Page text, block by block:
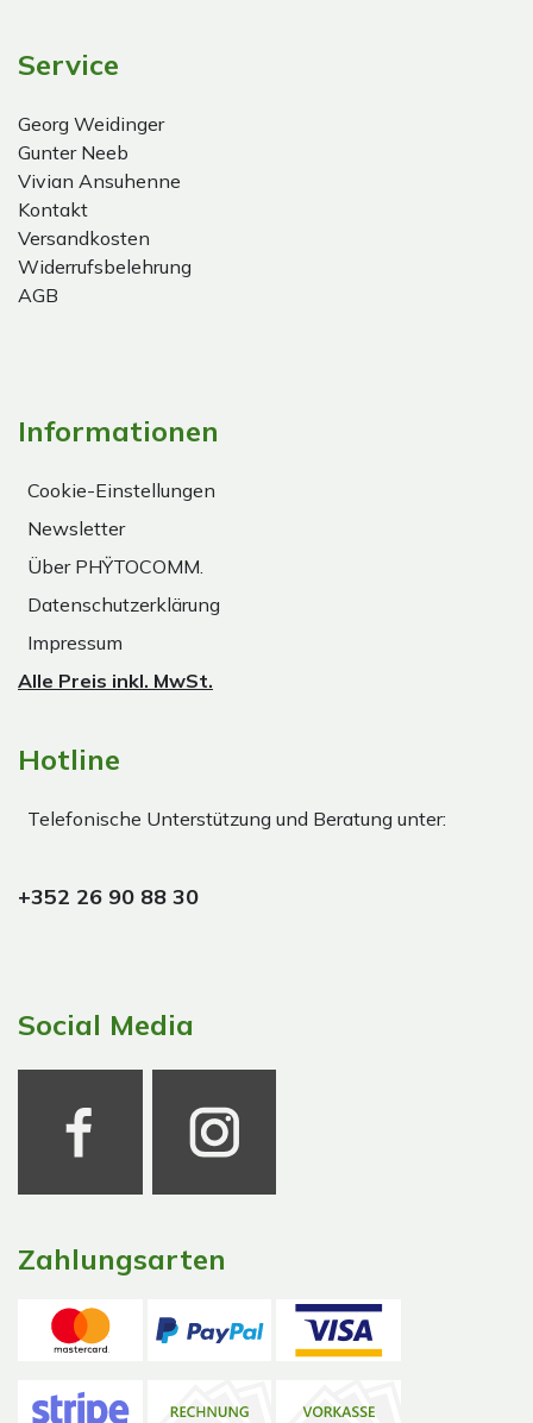
Service
Georg Weidinger
Gunter Neeb
Vivian Ansuhenne
Kontakt
Versandkosten
Widerrufsbelehrung
AGB
Informationen
Cookie-Einstellungen
Newsletter
Über PHŸTOCOMM.
Datenschutzerklärung
Impressum
Alle Preis inkl. MwSt.
Hotline
Telefonische Unterstützung und Beratung unter:
+352 26 90 88 30
Social Media
Zahlungsarten